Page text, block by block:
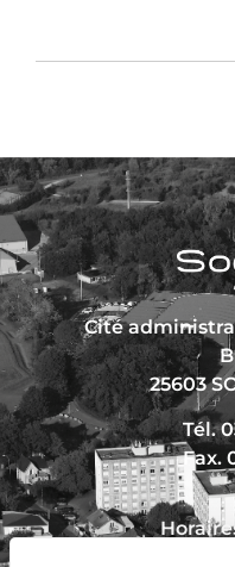
Cité
25603
Tél.
Fax.
Du